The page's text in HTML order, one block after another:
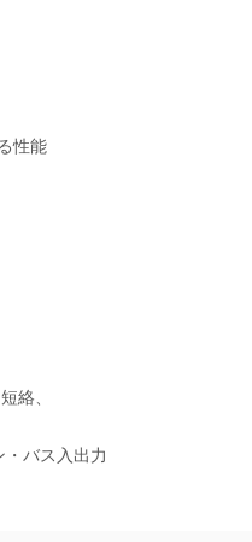
性能
絡、
バス入出力